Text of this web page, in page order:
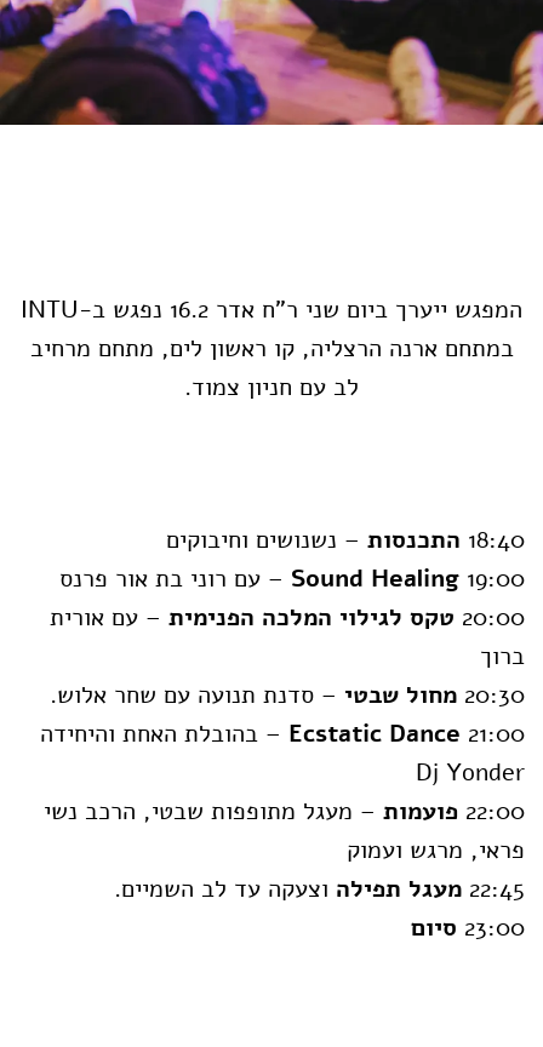
המפגש ייערך ביום שני ר"ח אדר 16.2 נפגש ב-INTU
במתחם ארנה הרצליה, קו ראשון לים, מתחם מרחיב
לב עם חניון צמוד.
18:40 התכנסות – נשנושים וחיבוקים
19:00
Sound Healing – עם רוני בת אור פרנס
20:00 טקס לגילוי המלכה הפנימית – עם אורית
ברוך
20:30 מחול שבטי – סדנת תנועה עם שחר אלוש.
21:00
Ecstatic Dance – בהובלת האחת והיחידה
Dj Yonder
22:00 פועמות – מעגל מתופפות שבטי, הרכב נשי
פראי, מרגש ועמוק
22:45 מעגל תפילה וצעקה עד לב השמיים.
23:00 סיום